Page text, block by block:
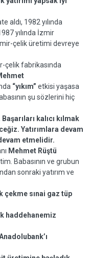
aldı, 1982 yılında
yılında İzmir
çelik üretimi devreye
çelik fabrikasında
“yıkım” etkisi yaşasa
şu sözlerini hiç
kalıcı kılmak
Yatırımlara devam
etmelidir.
Mehmet Rüştü
Babasının ve grubun
sonraki yatırım ve
çekme sınai gaz tüp
haddehanemiz